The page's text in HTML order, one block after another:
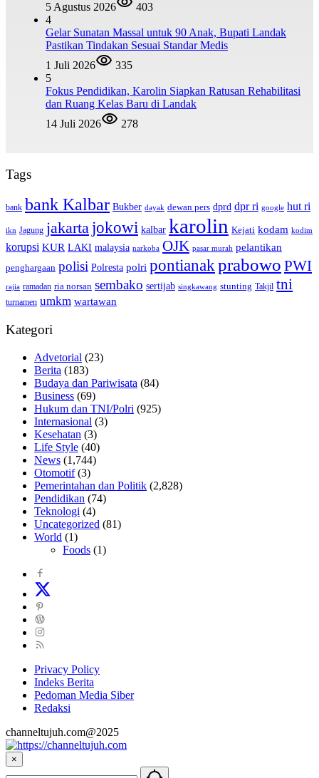
5 Agustus 2026
403
4
Gelar Sunatan Massal untuk 90 Anak, Bupati Landak
Pastikan Tindakan Sesuai Standar Medis
1 Juli 2026
335
5
Fokus Pendidikan, Karolin Siapkan Ratusan Rehabilitasi
dan Ruang Kelas Baru di Landak
14 Juli 2026
278
Tags
bank bank Kalbar Bukber dayak dewan pers dprd dpr ri google hut ri
ikn Jagung jakarta jokowi kalbar karolin Kejati kodam kodim
korupsi KUR LAKI malaysia narkoba OJK pasar murah pelantikan
penghargaan polisi Polresta polri pontianakprabowo PWI
rajia ramadan ria norsan sembako sertijab singkawang stunting Takjil tni
turnamen umkm wartawan
Kategori
Advetorial (23)
Berita (183)
Budaya dan Pariwisata (84)
Business (69)
Hukum dan TNI/Polri (925)
Internasional (3)
Kesehatan (3)
Life Style (40)
News (1,744)
Otomotif(3)
Pemerintahan dan Politik (2,828)
Pendidikan (74)
Teknologi (4)
Uncategorized (81)
World (1)
Foods (1)
Privacy Policy
Indeks Berita
Pedoman Media Siber
Redaksi
channeltujuh.com@2025
×